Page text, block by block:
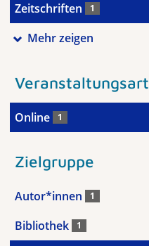
Zeitschriften 1
Mehr zeigen
Veranstaltungsart
Online 1
Zielgruppe
Autor*innen 1
Bibliothek 1